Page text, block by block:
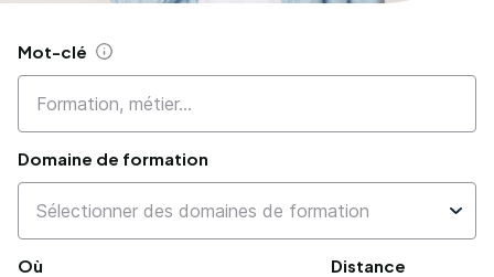
Mot-clé Aide
Domaine de formation
Où Distance